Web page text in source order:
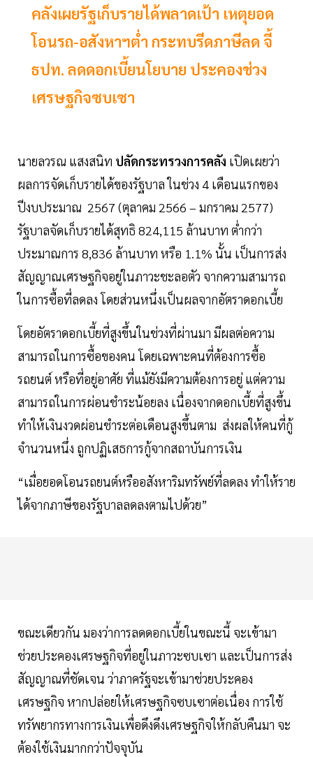
คลังเผยรัฐเก็บรายได้พลาดเป้า เหตุยอด
โอนรถ-อสังหาฯต่ำ กระทบรีดภาษีลด จี้
ธปท. ลดดอกเบี้ยนโยบาย ประคองช่วง
เศรษฐกิจซบเซา
นายลวรณ แสงสนิท ปลัดกระทรวงการคลัง เปิดเผยว่า
ผลการจัดเก็บรายได้ของรัฐบาล ในช่วง 4 เดือนแรกของ
ปีงบประมาณ 2567 (ตุลาคม 2566 – มกราคม 2577)
รัฐบาลจัดเก็บรายได้สุทธิ 824,115 ล้านบาท ต่ำกว่า
ประมาณการ 8,836 ล้านบาท หรือ 1.1% นั้น เป็นการส่ง
สัญญาณเศรษฐกิจอยู่ในภาวะชะลอตัว จากความสามารถ
ในการซื้อที่ลดลง โดยส่วนหนึ่งเป็นผลจากอัตราดอกเบี้ย
โดยอัตราดอกเบี้ยที่สูงขึ้นในช่วงที่ผ่านมา มีผลต่อความ
สามารถในการซื้อของคน โดยเฉพาะคนที่ต้องการซื้อ
รถยนต์ หรือที่อยู่อาศัย ที่แม้ยังมีความต้องการอยู่ แต่ความ
สามารถในการผ่อนชำระน้อยลง เนื่องจากดอกเบี้ยที่สูงขึ้น
ทำให้เงินงวดผ่อนชำระต่อเดือนสูงขึ้นตาม ส่งผลให้คนที่กู้
จำนวนหนึ่ง ถูกปฏิเสธการกู้จากสถาบันการเงิน
“เมื่อยอดโอนรถยนต์หรืออสังหาริมทรัพย์ที่ลดลง ทำให้ราย
ได้จากภาษีของรัฐบาลลดลงตามไปด้วย”
ขณะเดียวกัน มองว่าการลดดอกเบี้ยในขณะนี้ จะเข้ามา
ช่วยประคองเศรษฐกิจที่อยู่ในภาวะซบเซา และเป็นการส่ง
สัญญาณที่ชัดเจน ว่าภาครัฐจะเข้ามาช่วยประคอง
เศรษฐกิจ หากปล่อยให้เศรษฐกิจซบเซาต่อเนื่อง การใช้
ทรัพยากรทางการเงินเพื่อดึงดึงเศรษฐกิจให้กลับคืนมา จะ
ต้องใช้เงินมากกว่าปัจจุบัน